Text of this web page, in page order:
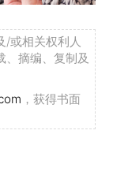
/或相关权利人
、摘编、复制及
，获得书面